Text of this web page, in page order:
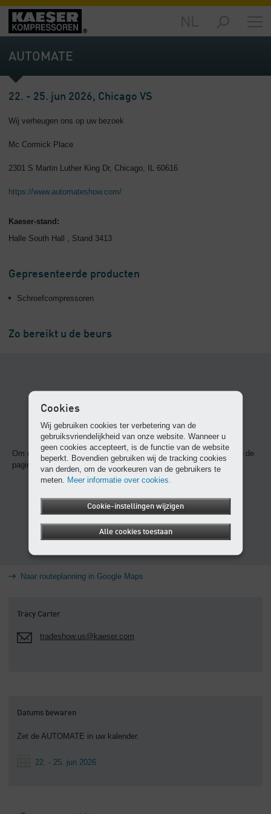
Producten
-
Overzicht
-
Service
-
Overzicht
Bedrijf
AUTOMATE
22. - 25. jun 2026, Chicago VS
Wij verheugen ons op uw bezoek
Mc Cormick Place
2301 S Martin Luther King Dr, Chicago, IL 60616
https://www.automateshow.com/
Kaeser-stand:
Halle South Hall , Stand 3413
Gepresenteerde producten
Schroefcompressoren
Zo bereikt u de beurs
Om deze content weer te geven, dient u cookies te accepteren en de
pagina opnieuw te laden.
Naar routeplanning in Google Maps
Tracy Carter
tradeshow.us@kaeser.com
Datums bewaren
Zet de AUTOMATE in uw kalender.
22. - 25. jun 2026
Cookies
Wij gebruiken cookies ter verbetering van de
gebruiksvriendelijkheid van onze website. Wanneer u
geen cookies accepteert, is de functie van de website
beperkt. Bovendien gebruiken wij de tracking cookies
van derden, om de voorkeuren van de gebruikers te
meten. Meer informatie over cookies.
Cookie-instellingen wijzigen
Alle cookies toestaan